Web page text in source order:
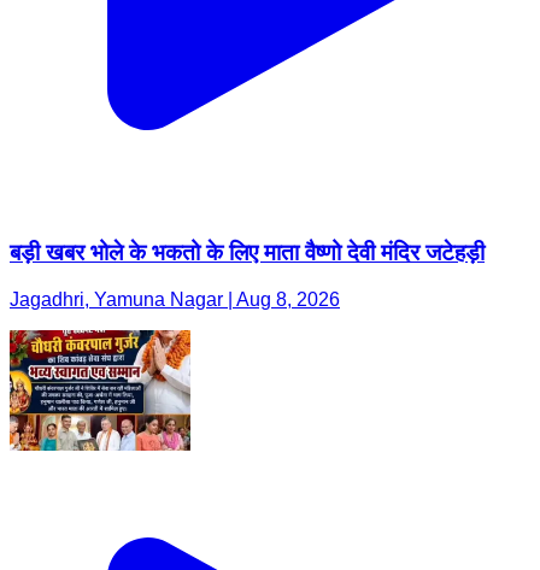
बड़ी खबर भोले के भकतो के लिए माता वैष्णो देवी मंदिर जटेहड़ी
Jagadhri, Yamuna Nagar | Aug 8, 2026